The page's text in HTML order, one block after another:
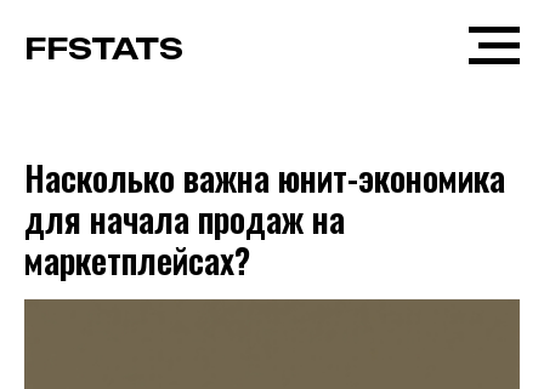
FFSTATS
Насколько важна юнит-экономика
для начала продаж на
маркетплейсах?